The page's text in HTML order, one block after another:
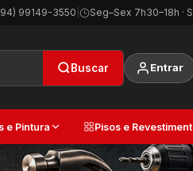
99149-3550 | Seg–Sex 7h30–18h ·
Buscar Entrar
e Pintura Pisos e